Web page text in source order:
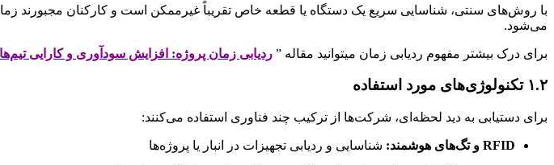
با روش‌های سنتی، شناسایی سریع یک دستگاه یا قطعه خاص تقریباً غیرممکن است و کارکنان مجبورند
می‌شود.
برای درک بیشتر مفهوم ردیابی زمان میتوانید مقاله ” ردیابی زمان پروژه: افزایش سودآوری و کارایی
۱.۲ تکنولوژی‌های مورد استفاده
برای دستیابی به دید لحظه‌ای، شرکت‌ها از ترکیب چند فناوری استفاده می‌کنند:
RFID و تگ‌های هوشمند: شناسایی و ردیابی تجهیزات در انبار یا پروژه‌ها